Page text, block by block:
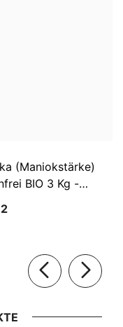
(Maniokstärke)
BIO 3 Kg -